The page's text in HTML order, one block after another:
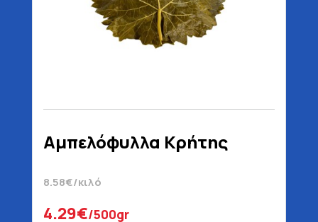
Αμπελόφυλλα Κρήτης
8.58€/κιλό
4.29€/500gr